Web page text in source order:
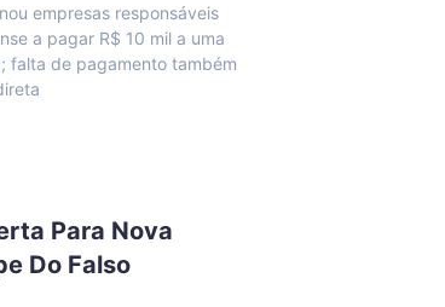
empresas responsáveis
a pagar R$ 10 mil a uma
falta de pagamento também
Para Nova
Do Falso